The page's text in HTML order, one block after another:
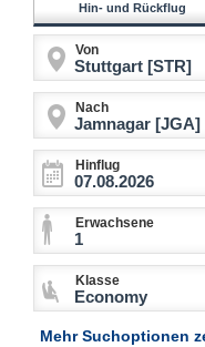
Hin- und Rückflug
Von
Nach
Hinflug
Erwachsene
1
Klasse
Economy
Mehr Suchoptionen